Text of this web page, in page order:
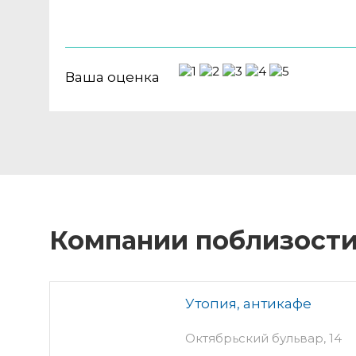
Ваша оценка
Компании поблизости
Утопия, антикафе
Октябрьский бульвар, 14